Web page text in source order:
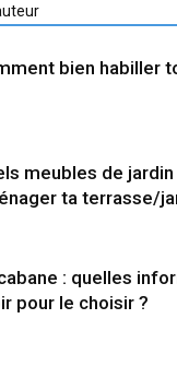
bien habiller
meubles de
ta terrasse/
: quelles
pour le choisir ?